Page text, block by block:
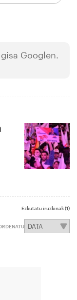
Googlen.
Ezkutatu iruzkinak(1)